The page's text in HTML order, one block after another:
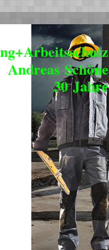
Andreas Schöne
30 Jahre